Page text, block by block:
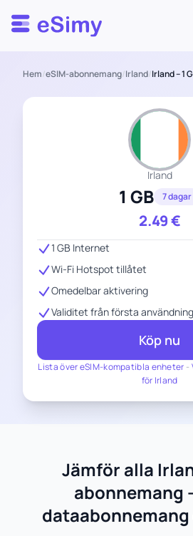
Esimy
Hem/eSIM-abonnemang/Irland/Irland – 1
Irland
1 GB 7 dagar
2.49€
Lista över eSIM-kompatibla enheter -
för Irland
1 GB Internet
Wi-Fi Hotspot tillåtet
Omedelbar aktivering
Validitet från första
Köp nu
Jämför alla
abonnemang